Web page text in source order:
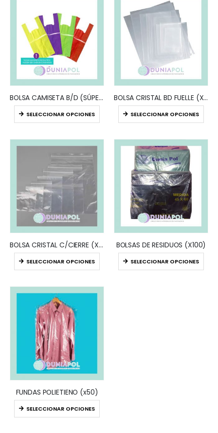
BOLSA CAMISETA B/D (SÚPER REFORZ.)
SELECCIONAR OPCIONES
BOLSA CRISTAL BD FUELLE (X100)
SELECCIONAR OPCIONES
BOLSA CRISTAL C/CIERRE (X100)
SELECCIONAR OPCIONES
BOLSAS DE RESIDUOS (X100)
SELECCIONAR OPCIONES
FUNDAS POLIETIENO (x50)
SELECCIONAR OPCIONES